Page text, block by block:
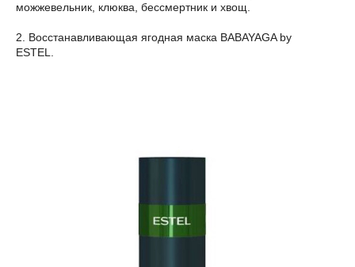
можжевельник, клюква, бессмертник и хвощ.
2. Восстанавливающая ягодная маска BABAYAGA by
ESTEL.